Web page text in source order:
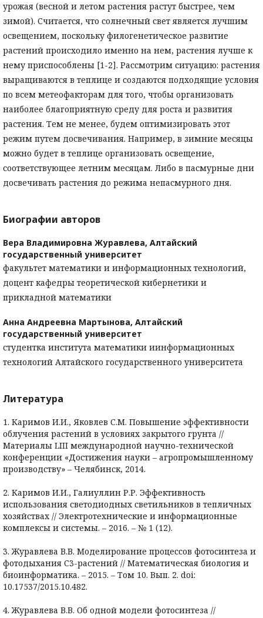
урожая (весной и летом растения растут быстрее, чем
зимой). Считается, что солнечный свет является лучшим
освещением, поскольку филогенетическое развитие
растений происходило именно на нем, растения лучше к
нему приспособлены [1-2]. Рассмотрим ситуацию: растения
выращиваются в теплице и создаются подходящие условия
по всем метеофакторам для того, чтобы организовать
наиболее благоприятную среду для роста и развития
растения. Тем не менее, будем оптимизировать этот
режим путем досвечивания. Например, в зимние месяцы
можно будет в теплице организовать освещение,
соответствующее летним месяцам. Либо в пасмурные дни
досвечивать растения до режима непасмурного дня.
Биографии авторов
Вера Владимировна Журавлева, Алтайский
государственный университет
факультет математики и информационных технологий,
доцент кафедры теоретической кибернетики и
прикладной математики
Анна Андреевна Мартынова, Алтайский
государственный университет
студентка института математики иинформационных
технологий Алтайского государственного университета
Литература
1. Каримов И.И., Яковлев С.М. Повышение эффективности
облучения растений в условиях закрытого грунта //
Материалы LIII международной научно-технической
конференции «Достижения науки – агропромышленному
производству» – Челябинск, 2014.
2. Каримов И.И., Галиуллин Р.Р. Эффективность
использования светодиодных светильников в тепличных
хозяйствах // Электротехнические и информационные
комплексы и системы. – 2016. – № 1 (12).
3. Журавлева В.В. Моделирование процессов фотосинтеза и
фотодыхания С3-растений // Математическая биология и
биоинформатика. – 2015. – Том 10. Вып. 2. doi:
10.17537/2015.10.482.
4. Журавлева В.В. Об одной модели фотосинтеза //